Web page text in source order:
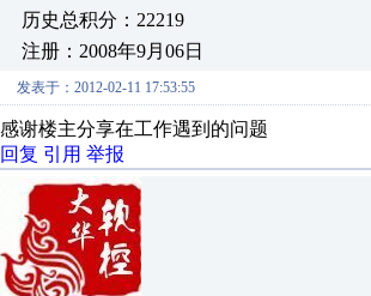
历史总积分：22219
注册：2008年9月06日
发表于：2012-02-11 17:53:55
感谢楼主分享在工作遇到的问题
回复 引用 举报